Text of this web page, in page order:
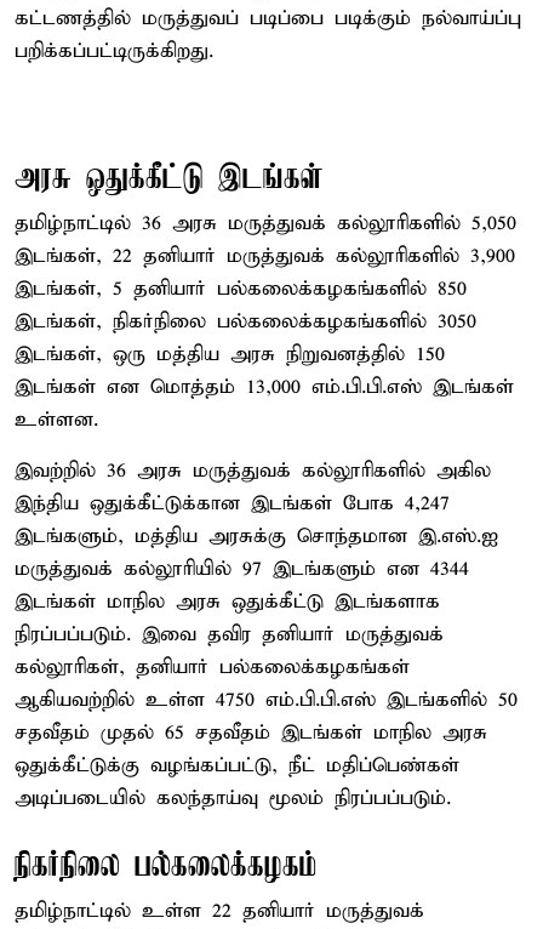
கட்டணத்தில் மருத்துவப் படிப்பை படிக்கும் நல்வாய்ப்பு
பறிக்கப்பட்டிருக்கிறது.
அரசு ஒதுக்கீட்டு இடங்கள்
தமிழ்நாட்டில் 36 அரசு மருத்துவக் கல்லூரிகளில் 5,050
இடங்கள், 22 தனியார் மருத்துவக் கல்லூரிகளில் 3,900
இடங்கள், 5 தனியார் பல்கலைக்கழகங்களில் 850
இடங்கள், நிகர்நிலை பல்கலைக்கழகங்களில் 3050
இடங்கள், ஒரு மத்திய அரசு நிறுவனத்தில் 150
இடங்கள் என மொத்தம் 13,000 எம்.பி.பி.எஸ் இடங்கள்
உள்ளன.
இவற்றில் 36 அரசு மருத்துவக் கல்லூரிகளில் அகில
இந்திய ஒதுக்கீட்டுக்கான இடங்கள் போக 4,247
இடங்களும், மத்திய அரசுக்கு சொந்தமான இ.எஸ்.ஐ
மருத்துவக் கல்லூரியில் 97 இடங்களும் என 4344
இடங்கள் மாநில அரசு ஒதுக்கீட்டு இடங்களாக
நிரப்பப்படும். இவை தவிர தனியார் மருத்துவக்
கல்லூரிகள், தனியார் பல்கலைக்கழகங்கள்
ஆகியவற்றில் உள்ள 4750 எம்.பி.பி.எஸ் இடங்களில் 50
சதவீதம் முதல் 65 சதவீதம் இடங்கள் மாநில அரசு
ஒதுக்கீட்டுக்கு வழங்கப்பட்டு, நீட் மதிப்பெண்கள்
அடிப்படையில் கலந்தாய்வு மூலம் நிரப்பப்படும்.
நிகர்நிலை பல்கலைக்கழகம்
தமிழ்நாட்டில் உள்ள 22 தனியார் மருத்துவக்